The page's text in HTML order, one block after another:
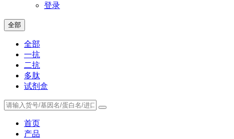
登录
全部
全部
一抗
二抗
多肽
试剂盒
首页
产品